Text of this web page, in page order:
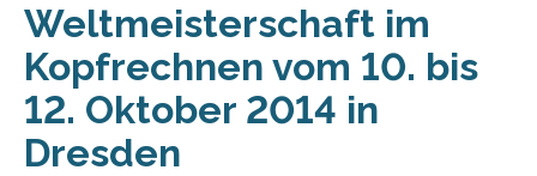
Weltmeisterschaft im
Kopfrechnen vom 10. bis
12. Oktober 2014 in
Dresden